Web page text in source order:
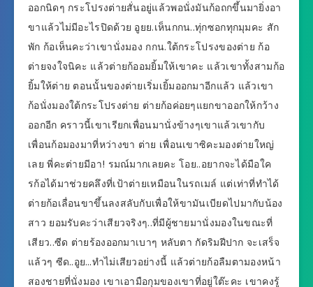
ออกนิดๆ กระโปรงต่ายสั่นอยู่แล้วพอนั่งมันก้อถกขึ้นมายิ่งอา
ขาแล้วไม่มีอะไรปิดด้วย อูยย.เห็นกกน..ทุ่กซอกทุกมุมคะ สัก
พัก ก้อเห็นคะว่าเขานั่งมอง กกน.ใต้กระโปรงของต่าย ก้อ
ต่ายจงใจนิคะ แล้วต่ายก้ออมยิ้มให้เขาคะ แล้วเขาทั้งสามก้อ
ยิ้มให้ต่าย ตอนนั้นของต่ายเริ่มเยิ้มออกมาอีกแล้ว แล้วเขา
ก้อนั่งมองใต้กระโปรงต่าย ต่ายก้อค่อยๆแยกขาออกให้กว้าง
ออกอีก คราวนี้เขาเรียกเพื่อนมานั่งข้างๆเขาแล้วเขากับ
เพื่อนก้อมองมาที่หว่างขา ต่าย เพื่อนเขาซิคะมองต่ายใหญ่
เลย พี่คะต่ายมีอา! รมณ์มากเลยคะ โอย..อยากจะได้มือใค
รก้อได้มาช่วยคลึงที่เป้าต่ายเหมือนในรถเมล์ แต่เท่าที่ทำได้
ต่ายก้อเลื่อนขาขึ้นลงสลับกับเพื่อให้ขามันเบียดไปมากับน้อง
สาว ยอมรับคะว่าเสียวจริงๆ..ที่มีผู้ชายมานั่งมองในขณะที่
เสียว..ซีด ต่ายร้องออกมาเบาๆ หลับตา กัดริมฝีปาก จะเสร็จ
แล้วๆ ซีด..อูย…ทำไม่เสียวอย่างนี้ แล้วต่ายก้อลืมตามองหน้า
สองชายที่นั่งมอง เขาเอามือกุมของเขาที่อยู่ใต๊ะคะ เขาคงรู้